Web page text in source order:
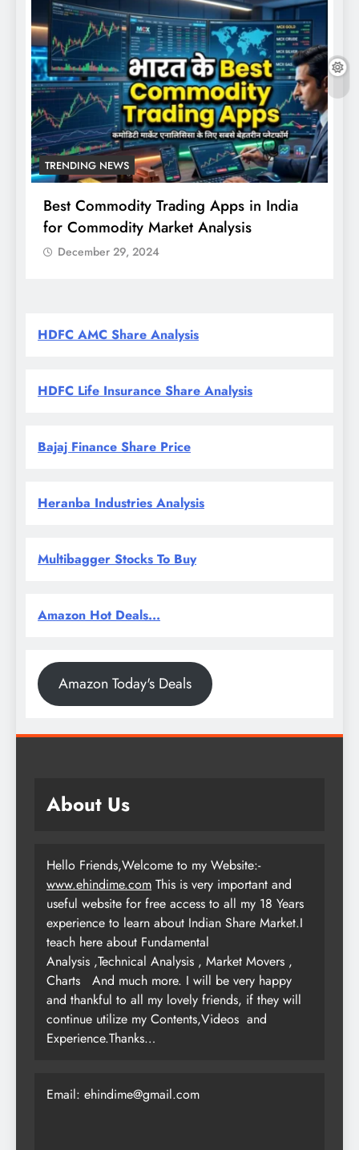
TRENDING NEWS
Best Commodity Trading Apps in India
for Commodity Market Analysis
December 29, 2024
HDFC AMC Share Analysis
HDFC Life Insurance Share Analysis
Bajaj Finance Share Price
Heranba Industries Analysis
Multibagger Stocks To Buy
Amazon Hot Deals...
Amazon Today's Deals
About Us
Hello Friends,Welcome to my Website:-
www.ehindime.com This is very important and
useful website for free access to all my 18 Years
experience to learn about Indian Share Market.I
teach here about Fundamental
Analysis ,Technical Analysis , Market Movers ,
Charts
And much more. I will be very happy
and thankful to all my lovely friends, if they will
continue utilize my Contents,Videos and
Experience.Thanks…
Email: ehindime@gmail.com